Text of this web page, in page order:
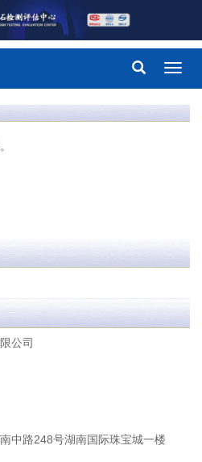
公司
中路248号湖南国际珠宝城一楼